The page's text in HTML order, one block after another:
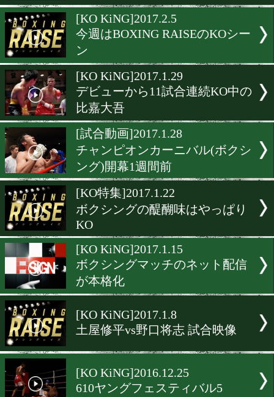
京口紘人
衝撃のKOシーン
[KO KiNG]2017.2.5
今週はBOXING RAISEの
ン
[KO KiNG]2017.1.29
デビューから11試合連続
比嘉大吾
[試合動画]2017.1.28
チャンピオンカーニバル(
ング)開幕1週間前
[KO特集]2017.1.22
ボクシングの醍醐味はやっ
KO
[KO KiNG]2017.1.15